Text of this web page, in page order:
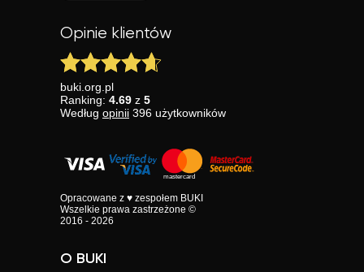
Opinie klientów
buki.org.pl
Ranking: 4.69 z 5
Według opinii 396 użytkowników
Opracowane z ♥ zespołem BUKI
Wszelkie prawa zastrzeżone ©
2016 - 2026
O BUKI